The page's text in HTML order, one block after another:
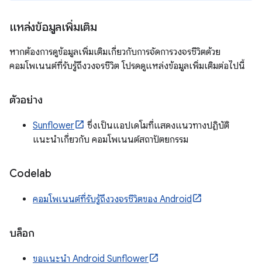
แหล่งข้อมูลเพิ่มเติม
หากต้องการดูข้อมูลเพิ่มเติมเกี่ยวกับการจัดการวงจรชีวิตด้วย
คอมโพเนนต์ที่รับรู้ถึงวงจรชีวิต โปรดดูแหล่งข้อมูลเพิ่มเติมต่อไปนี้
ตัวอย่าง
Sunflower
ซึ่งเป็นแอปเดโมที่แสดงแนวทางปฏิบัติ
แนะนำเกี่ยวกับ คอมโพเนนต์สถาปัตยกรรม
Codelab
คอมโพเนนต์ที่รับรู้ถึงวงจรชีวิตของ Android
บล็อก
ขอแนะนำ Android Sunflower